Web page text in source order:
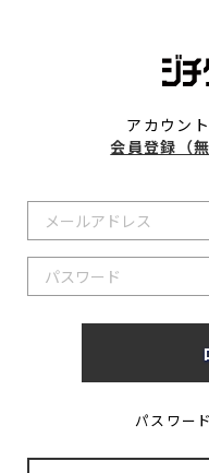
アカウン
会員登録（無
パスワー